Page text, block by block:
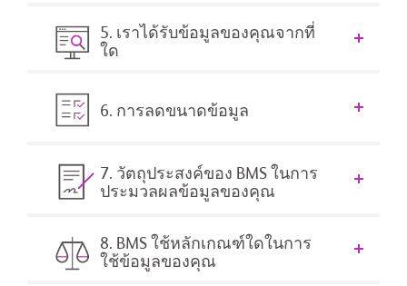
5. เราได้รับข้อมูลของคุณจากที่
ใด
6. การลดขนาดข้อมูล
7. วัตถุประสงค์ของ BMS ในการ
ประมวลผลข้อมูลของคุณ
8. BMS ใช้หลักเกณฑ์ใดในการ
ใช้ข้อมูลของคุณ